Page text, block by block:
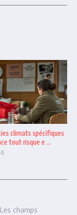
climats spécifiques
tout risque e ...
Les champs